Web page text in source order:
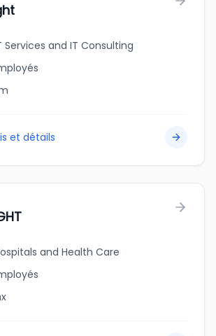
Services and IT Consulting
et détails
and Health Care